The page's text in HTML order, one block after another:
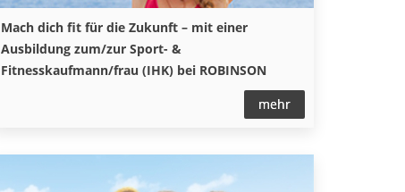
Mach dich fit für die Zukunft – mit einer
Ausbildung zum/zur Sport- &
Fitnesskaufmann/frau (IHK) bei ROBINSON
mehr